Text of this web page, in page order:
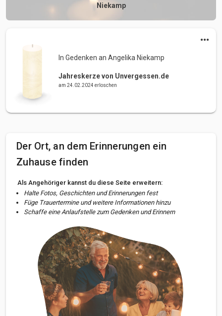
Niekamp
In Gedenken an Angelika Niekamp
Jahreskerze von Unvergessen.de
am 24.02.2024 erloschen
Der Ort, an dem Erinnerungen ein
Zuhause finden
Als Angehöriger kannst du diese Seite erweitern:
Halte Fotos, Geschichten und Erinnerungen fest
Füge Trauertermine und weitere Informationen hinzu
Schaffe eine Anlaufstelle zum Gedenken und Erinnern